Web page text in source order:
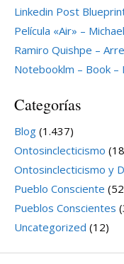
Linkedin Post
Película «Air» –
Ramiro Quishpe –
Notebooklm – Book –
Categorías
Blog (1.437)
Ontosinclecticismo
Ontosinclecticismo y
Pueblo Consciente
Pueblos Conscientes
Uncategorized (12)